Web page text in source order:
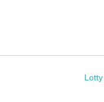
料：
Lotty